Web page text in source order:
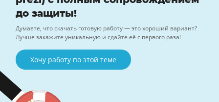
до защиты!
Думаете, что скачать готовую работу — это хороший вариант?
Лучше закажите уникальную и сдайте её с первого раза!
Хочу работу по этой теме